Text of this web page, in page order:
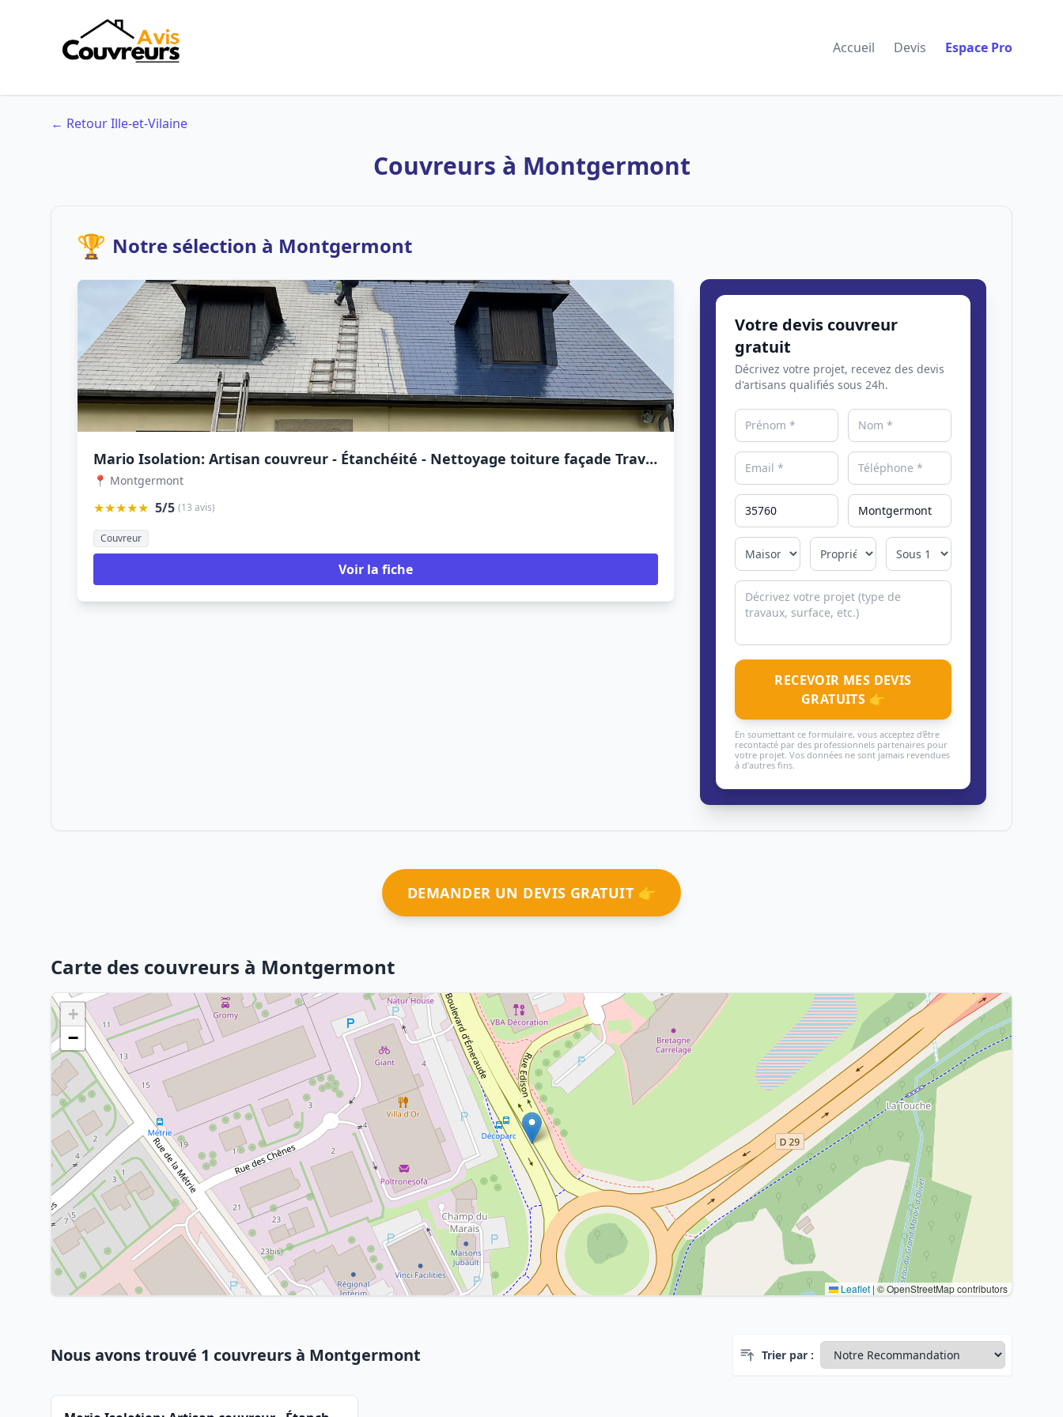
Accueil Devis Espace Pro
← Retour Ille-et-Vilaine
Couvreurs à Montgermont
🏆 Notre sélection à Montgermont
Mario Isolation: Artisan couvreur - Étanchéité - Nettoyage toiture façade Travaux couverture Ille-et-Vilaine 35 Rennes Betton
📍 Montgermont
★★★★★ 5/5 (13 avis)
Couvreur
Voir la fiche
Votre devis couvreur
gratuit
Décrivez votre projet, recevez des devis
d'artisans qualifiés sous 24h.
RECEVOIR MES DEVIS
GRATUITS 👉
En soumettant ce formulaire, vous acceptez d'être
recontacté par des professionnels partenaires pour
votre projet. Vos données ne sont jamais revendues
à d'autres fins.
DEMANDER UN DEVIS GRATUIT 👉
Carte des couvreurs à Montgermont
+
−
Leaflet | © OpenStreetMap contributors
Nous avons trouvé 1 couvreurs à Montgermont Trier par :